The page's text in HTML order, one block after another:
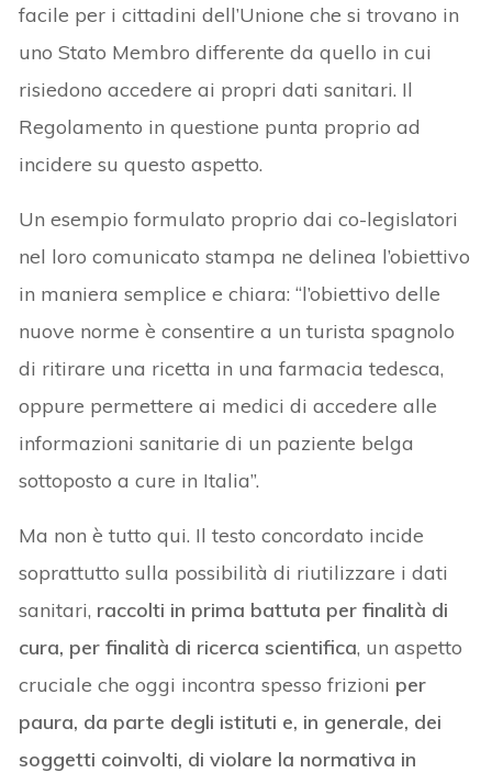
facile per i cittadini dell’Unione che si trovano in
uno Stato Membro differente da quello in cui
risiedono accedere ai propri dati sanitari. Il
Regolamento in questione punta proprio ad
incidere su questo aspetto.
Un esempio formulato proprio dai co-legislatori
nel loro comunicato stampa ne delinea l’obiettivo
in maniera semplice e chiara: “l’obiettivo delle
nuove norme è consentire a un turista spagnolo
di ritirare una ricetta in una farmacia tedesca,
oppure permettere ai medici di accedere alle
informazioni sanitarie di un paziente belga
sottoposto a cure in Italia”.
Ma non è tutto qui. Il testo concordato incide
soprattutto sulla possibilità di riutilizzare i dati
sanitari, raccolti in prima battuta per finalità di
cura, per finalità di ricerca scientifica, un aspetto
cruciale che oggi incontra spesso frizioni per
paura, da parte degli istituti e, in generale, dei
soggetti coinvolti, di violare la normativa in